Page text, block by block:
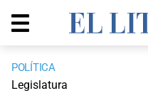
POLÍTICA
Legislatura